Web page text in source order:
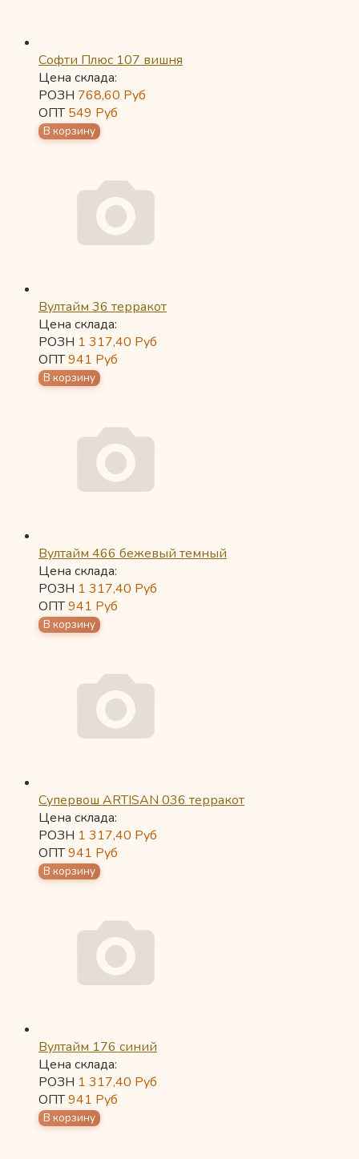
Софти Плюс 107 вишня
Цена склада:
РОЗН 768,60 Руб
ОПТ549 Руб
Вултайм 36 терракот
Цена склада:
РОЗН 1 317,40 Руб
ОПТ941 Руб
Вултайм 466 бежевый темный
Цена склада:
РОЗН 1 317,40 Руб
ОПТ941 Руб
Супервош ARTISAN 036 терракот
Цена склада:
РОЗН 1 317,40 Руб
ОПТ941 Руб
Вултайм 176 синий
Цена склада:
РОЗН 1 317,40 Руб
ОПТ941 Руб